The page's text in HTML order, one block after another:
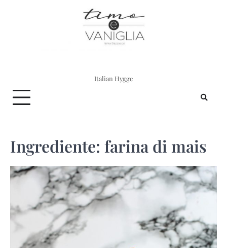
Italian Hygge
Ingrediente: farina di mais